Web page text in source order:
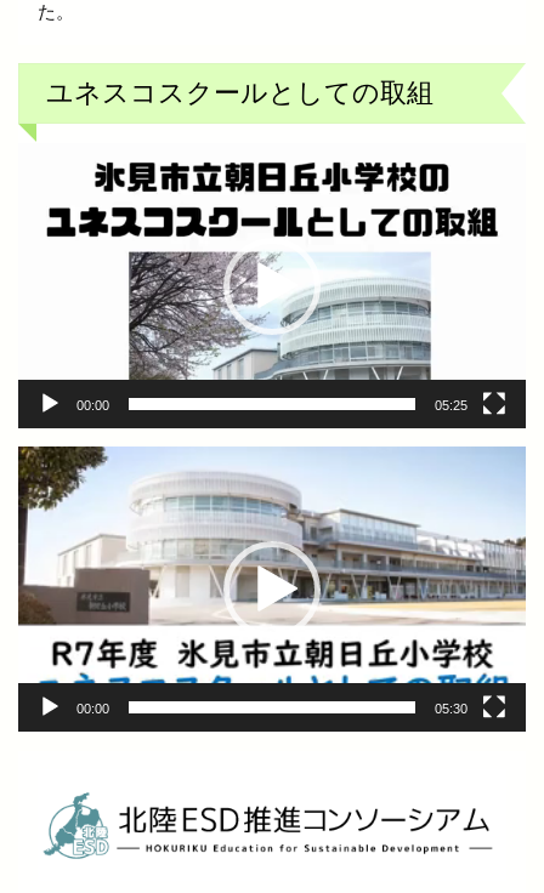
た。
ユネスコスクールとしての取組
00:00 05:25
動
画
プ
レ
ー
ヤ
ー
00:00 05:30